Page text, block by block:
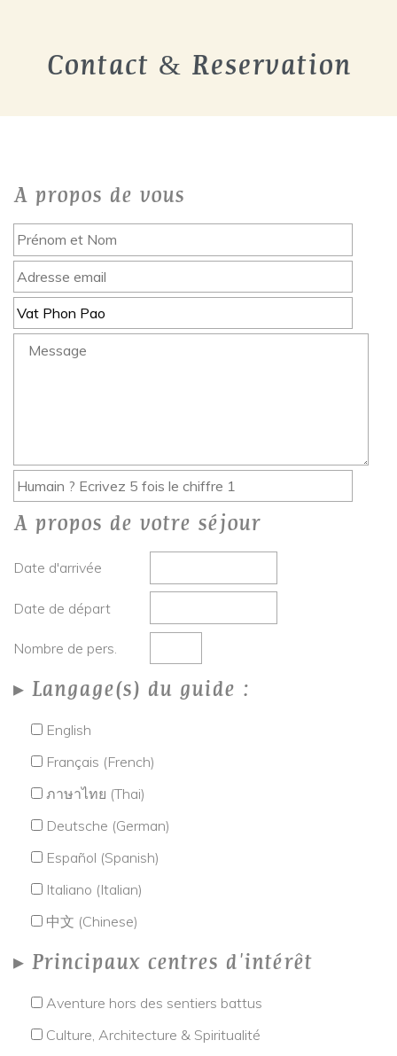
Contact & Reservation
A propos de vous
A propos de votre séjour
Date d'arrivée
Date de départ
Nombre de pers.
Langage(s) du guide :
English
Français (French)
ภาษาไทย (Thai)
Deutsche (German)
Español (Spanish)
Italiano (Italian)
中文 (Chinese)
Principaux centres d'intérêt
Aventure hors des sentiers battus
Culture, Architecture & Spiritualité